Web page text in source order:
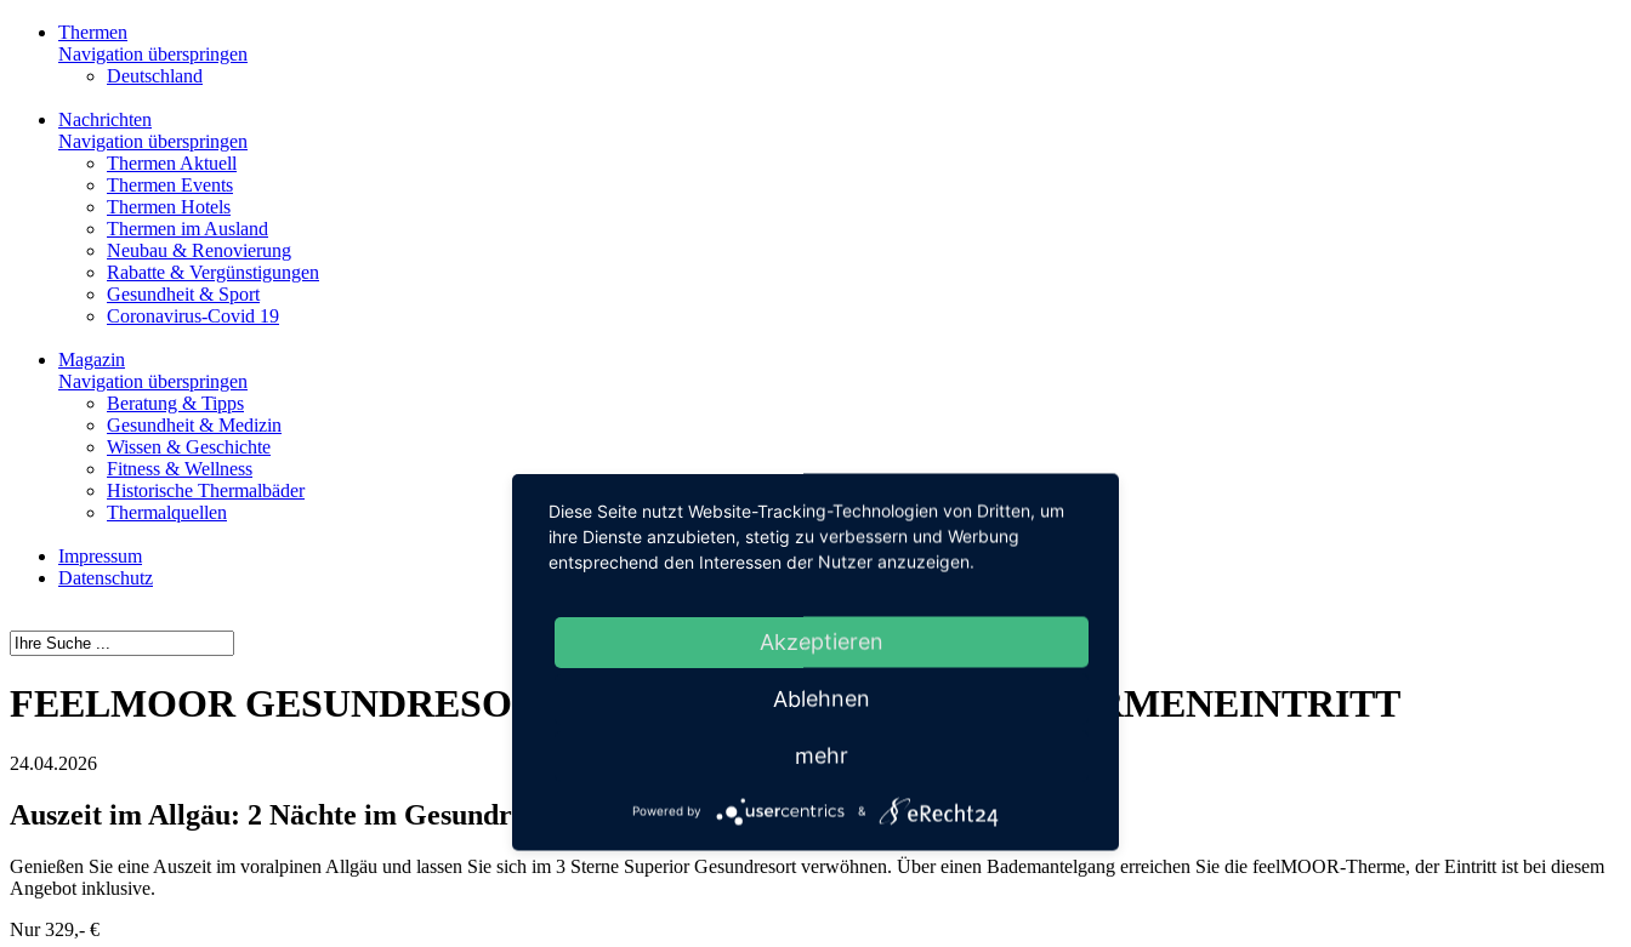
Thermen
Navigation überspringen
Deutschland
Nachrichten
Navigation überspringen
Thermen Aktuell
Thermen Events
Thermen Hotels
Thermen im Ausland
Neubau & Renovierung
Rabatte & Vergünstigungen
Gesundheit & Sport
Coronavirus-Covid 19
Magazin
Navigation überspringen
Beratung & Tipps
Gesundheit & Medizin
Wissen & Geschichte
Fitness & Wellness
Historische Thermalbäder
Thermalquellen
Impressum
Datenschutz
FEELMOOR GESUNDRESORT IN BAD WURZACH MIT THERMENEINTRITT
24.04.2026
Auszeit im Allgäu: 2 Nächte im Gesundresort und Thermenbesuch für 249 Euro
Genießen Sie eine Auszeit im voralpinen Allgäu und lassen Sie sich im 3 Sterne Superior Gesundresort verwöhnen. Über einen Bademantelgang erreichen Sie die feelMOOR-Therme, der Eintritt ist bei diesem
Angebot inklusive.
Nur329,- €
Diese Seite nutzt Website-Tracking-Technologien von Dritten, um
ihre Dienste anzubieten, stetig zu verbessern und Werbung
entsprechend den Interessen der Nutzer anzuzeigen.
Akzeptieren
Ablehnen
mehr
Powered by &